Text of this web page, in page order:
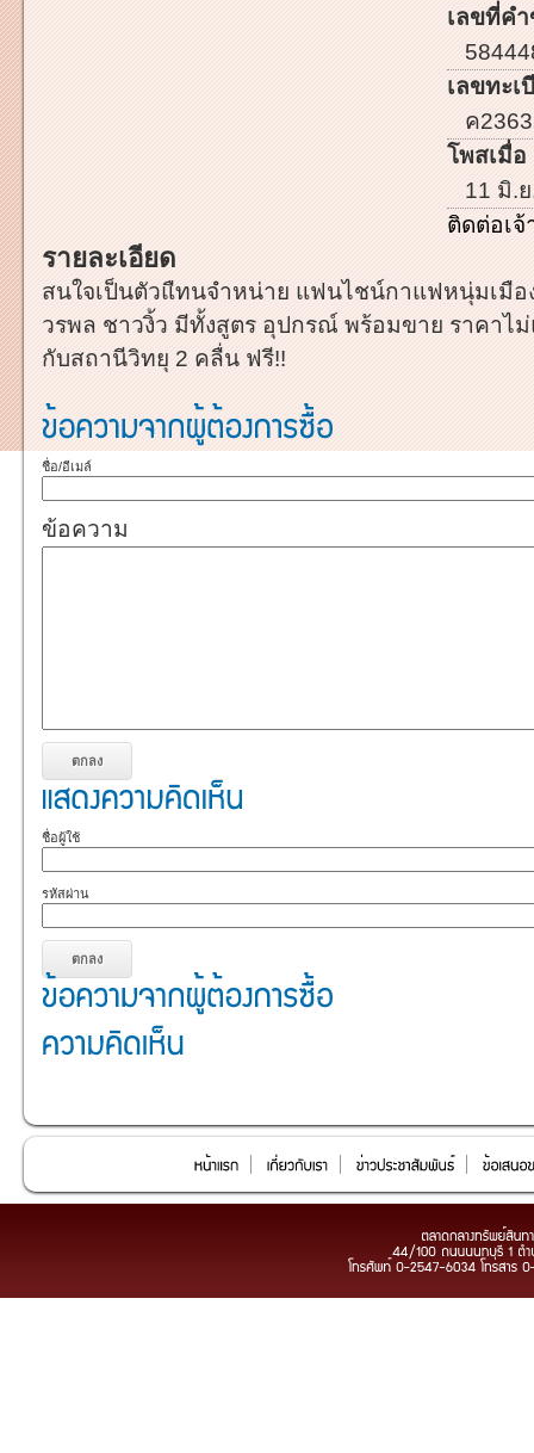
เลขที่ค
เลขทะเ
ค
โพสเมื่อ
11 มิ.
ติดต่อเจ้
รายละเอียด
สนใจเป็นตัวแืทนจำหน่าย แฟนไชน์กาแฟหนุ่มเมื
วรพล ชาวงิ้ว มีทั้งสูตร อุปกรณ์ พร้อมขาย ราคา
กับสถานีวิทยุ 2 คลื่น ฟรี!!
ชื่อ/อีเมล์
ข้อความ
ชื่อผู้ใช้
รหัสผ่าน